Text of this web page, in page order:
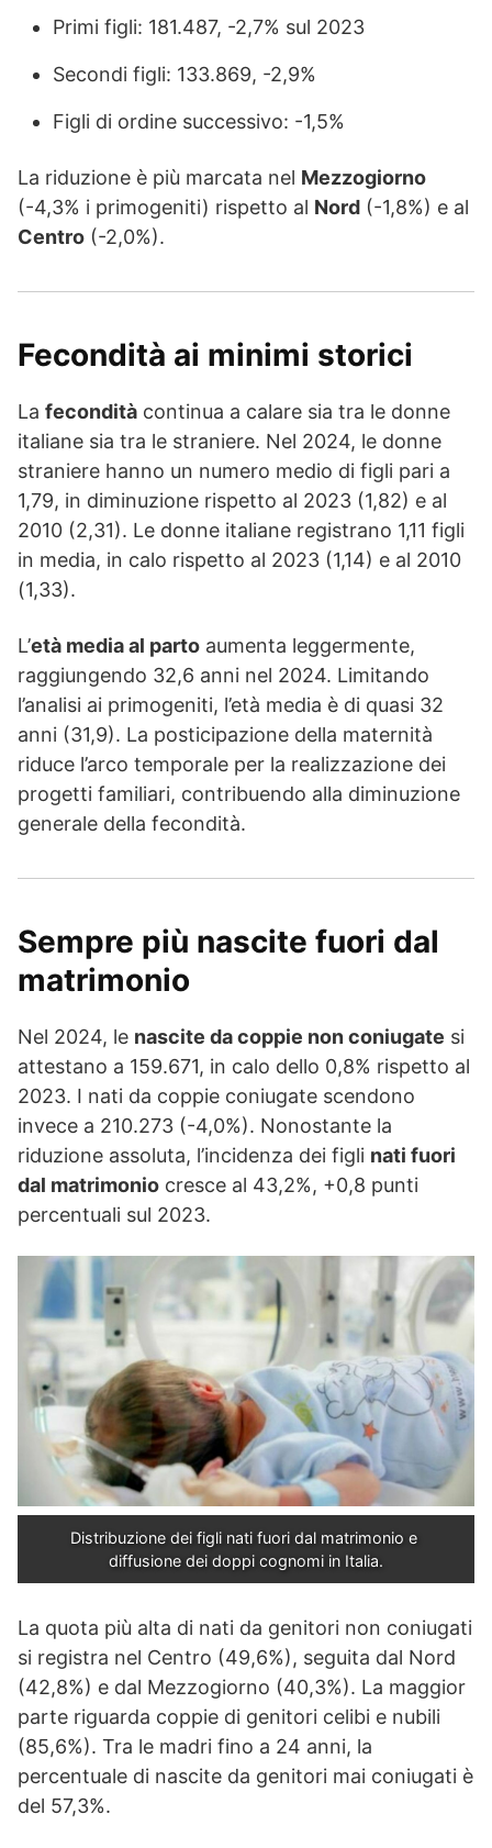
Primi figli: 181.487, -2,7% sul 2023
Secondi figli: 133.869, -2,9%
Figli di ordine successivo: -1,5%
La riduzione è più marcata nel Mezzogiorno
(-4,3% i primogeniti) rispetto al Nord (-1,8%) e al
Centro (-2,0%).
Fecondità ai minimi storici
La fecondità continua a calare sia tra le donne
italiane sia tra le straniere. Nel 2024, le donne
straniere hanno un numero medio di figli pari a
1,79, in diminuzione rispetto al 2023 (1,82) e al
2010 (2,31). Le donne italiane registrano 1,11 figli
in media, in calo rispetto al 2023 (1,14) e al 2010
(1,33).
L’età media al parto aumenta leggermente,
raggiungendo 32,6 anni nel 2024. Limitando
l’analisi ai primogeniti, l’età media è di quasi 32
anni (31,9). La posticipazione della maternità
riduce l’arco temporale per la realizzazione dei
progetti familiari, contribuendo alla diminuzione
generale della fecondità.
Sempre più nascite fuori dal
matrimonio
Nel 2024, le nascite da coppie non coniugate si
attestano a 159.671, in calo dello 0,8% rispetto al
2023. I nati da coppie coniugate scendono
invece a 210.273 (-4,0%). Nonostante la
riduzione assoluta, l’incidenza dei figli nati fuori
dal matrimonio cresce al 43,2%, +0,8 punti
percentuali sul 2023.
Distribuzione dei figli nati fuori dal matrimonio e
diffusione dei doppi cognomi in Italia.
La quota più alta di nati da genitori non coniugati
si registra nel Centro (49,6%), seguita dal Nord
(42,8%) e dal Mezzogiorno (40,3%). La maggior
parte riguarda coppie di genitori celibi e nubili
(85,6%). Tra le madri fino a 24 anni, la
percentuale di nascite da genitori mai coniugati è
del 57,3%.